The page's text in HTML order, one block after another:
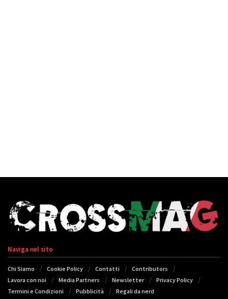
Naviga nel sito
Chi Siamo Cookie Policy Contatti
Contributors
Lavora con noi
Media Partners Newsletter
Privacy Policy
Termini e Condizioni
Pubblicità Regali da nerd